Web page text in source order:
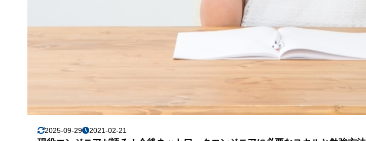
2025-09-29 2021-02-21